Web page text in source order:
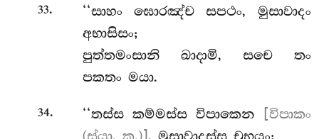
33.
‘‘සාහං ඝොරඤ්ච සපථං, මුසාවාදං
අභාසිසං;
පුත්තමංසානි ඛාදාමි, සචෙ තං
පකතං මයා.
34. ‘‘තස්ස කම්මස්ස විපාකෙන
[විපාකං